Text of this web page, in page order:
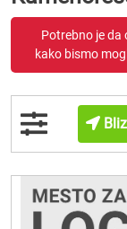
Potrebno je da
kako bismo